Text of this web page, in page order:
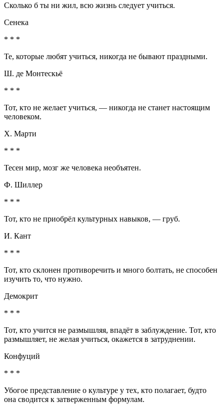
Сколько б ты ни жил, всю жизнь следует учиться.
Сенека
* * *
Те, которые любят учиться, никогда не бывают праздными.
Ш. де Монтескьё
* * *
Тот, кто не желает учиться, — никогда не станет настоящим
человеком.
Х. Марти
* * *
Тесен мир, мозг же человека необъятен.
Ф. Шиллер
* * *
Тот, кто не приобрёл культурных навыков, — груб.
И. Кант
* * *
Тот, кто склонен противоречить и много болтать, не способен
изучить то, что нужно.
Демокрит
* * *
Тот, кто учится не размышляя, впадёт в заблуждение. Тот, кто
размышляет, не желая учиться, окажется в затруднении.
Конфуций
* * *
Убогое представление о культуре у тех, кто полагает, будто
она сводится к затверженным формулам.